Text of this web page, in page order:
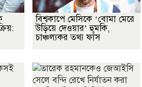
বিশ্বকাপে মেসিকে ‘বোমা মেরে
উড়িয়ে দেওয়ার’ হুমকি,
চাঞ্চল্যকর তথ্য ফাঁস